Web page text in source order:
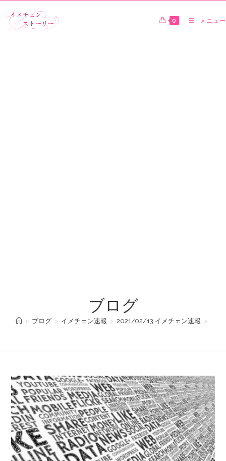
0 メニュー
ブログ
> ブログ > イメチェン速報 > 2021/02/13 イメチェン速報 >